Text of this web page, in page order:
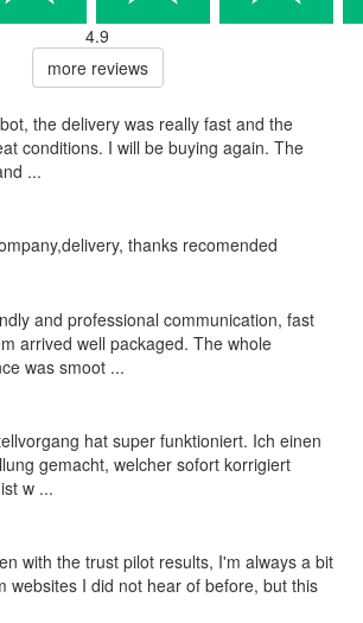
4.9
more reviews
the delivery was really fast and the
conditions. I will be buying again. The
...
thanks recomended
and professional communication, fast
arrived well packaged. The whole
was smoot ...
hat super funktioniert. Ich einen
gemacht, welcher sofort korrigiert
w ...
with the trust pilot results, I'm always a bit
websites I did not hear of before, but this